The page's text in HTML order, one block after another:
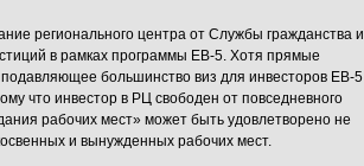
регионального центра от Службы гражданства и
в рамках программы EB-5. Хотя прямые
большинство виз для инвесторов EB-5
что инвестор в РЦ свободен от повседневного
рабочих мест» может быть удовлетворено не
и вынужденных рабочих мест.